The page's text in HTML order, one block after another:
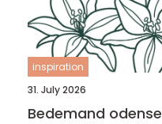
inspiration
31. July 2026
Bedemand odense